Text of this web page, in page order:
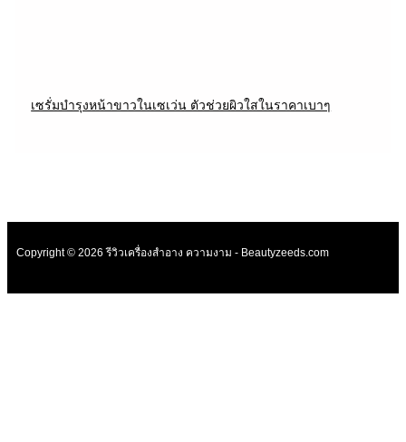
เซรั่มบำรุงหน้าขาวในเซเว่น ตัวช่วยผิวใสในราคาเบาๆ
Copyright © 2026 รีวิวเครื่องสำอาง ความงาม - Beautyzeeds.com